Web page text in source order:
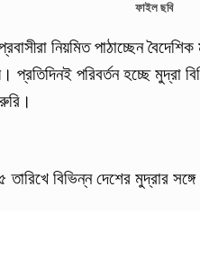
ফাইল ছবি
নিয়মিত পাঠাচ্ছেন
প্রতিদিনই পরিবর্তন হচ্ছে মুদ্রা
বিভিন্ন দেশের মুদ্রার